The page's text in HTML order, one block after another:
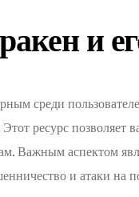
и
среди
ресурс
Важным аспектом
и атаки на